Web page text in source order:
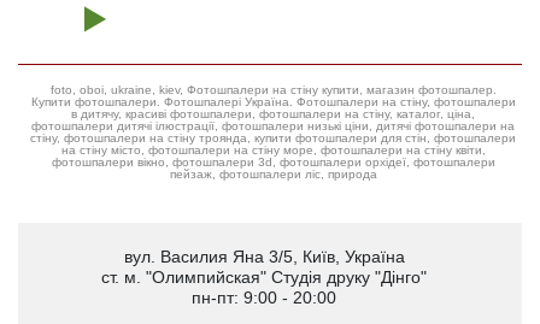
foto, oboi, ukraine, kiev, Фотошпалери на стіну купити, магазин фотошпалер.
Купити фотошпалери. Фотошпалері Україна. Фотошпалери на стіну, фотошпалери
в дитячу, красиві фотошпалери, фотошпалери на стіну, каталог, ціна,
фотошпалери дитячі ілюстрації, фотошпалери низькі ціни, дитячі фотошпалери на
стіну, фотошпалери на стіну троянда, купити фотошпалери для стін, фотошпалери
на стіну місто, фотошпалери на стіну море, фотошпалери на стіну квіти,
фотошпалери вікно, фотошпалери 3d, фотошпалери орхідеї, фотошпалери
пейзаж, фотошпалери ліс, природа
вул. Василия Яна 3/5, Київ, Україна
ст. м. "Олимпийская" Студія друку "Дінго"
пн-пт: 9:00 - 20:00